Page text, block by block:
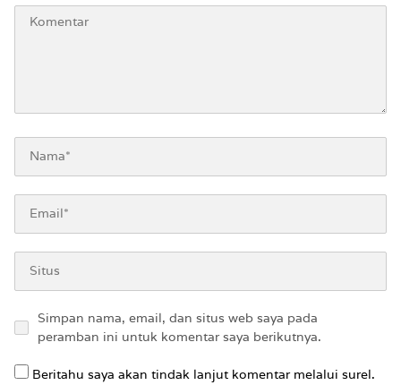
Simpan nama, email, dan situs web saya pada
peramban ini untuk komentar saya berikutnya.
Beritahu saya akan tindak lanjut komentar melalui surel.